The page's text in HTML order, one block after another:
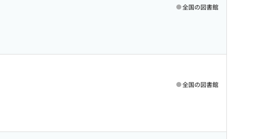
全国の図書館
全国の図書館